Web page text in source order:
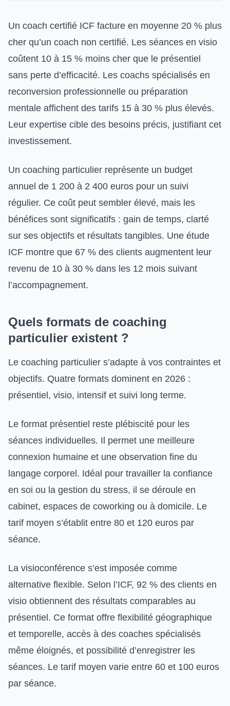
Un coach certifié ICF facture en moyenne 20 % plus
cher qu’un coach non certifié. Les séances en visio
coûtent 10 à 15 % moins cher que le présentiel
sans perte d’efficacité. Les coachs spécialisés en
reconversion professionnelle ou préparation
mentale affichent des tarifs 15 à 30 % plus élevés.
Leur expertise cible des besoins précis, justifiant cet
investissement.
Un coaching particulier représente un budget
annuel de 1 200 à 2 400 euros pour un suivi
régulier. Ce coût peut sembler élevé, mais les
bénéfices sont significatifs : gain de temps, clarté
sur ses objectifs et résultats tangibles. Une étude
ICF montre que 67 % des clients augmentent leur
revenu de 10 à 30 % dans les 12 mois suivant
l’accompagnement.
Quels formats de coaching
particulier existent ?
Le coaching particulier s’adapte à vos contraintes et
objectifs. Quatre formats dominent en 2026 :
présentiel, visio, intensif et suivi long terme.
Le format présentiel reste plébiscité pour les
séances individuelles. Il permet une meilleure
connexion humaine et une observation fine du
langage corporel. Idéal pour travailler la confiance
en soi ou la gestion du stress, il se déroule en
cabinet, espaces de coworking ou à domicile. Le
tarif moyen s’établit entre 80 et 120 euros par
séance.
La visioconférence s’est imposée comme
alternative flexible. Selon l’ICF, 92 % des clients en
visio obtiennent des résultats comparables au
présentiel. Ce format offre flexibilité géographique
et temporelle, accès à des coaches spécialisés
même éloignés, et possibilité d’enregistrer les
séances. Le tarif moyen varie entre 60 et 100 euros
par séance.